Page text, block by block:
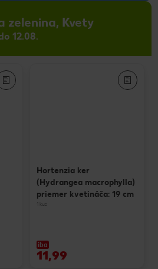
zelenina, Kvety
12.08.
Hortenzia ker
(Hydrangea macrophylla)
priemer kvetináča: 19 cm
1 kus
iba
11,99